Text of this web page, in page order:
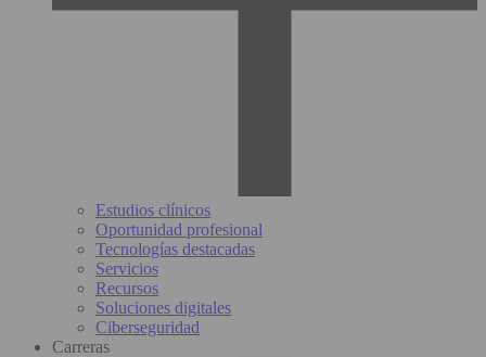
Estudios clínicos
Oportunidad profesional
Tecnologías destacadas
Servicios
Recursos
Soluciones digitales
Ciberseguridad
Carreras